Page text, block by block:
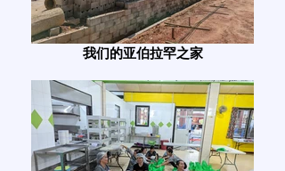
我们的亚伯拉罕之家